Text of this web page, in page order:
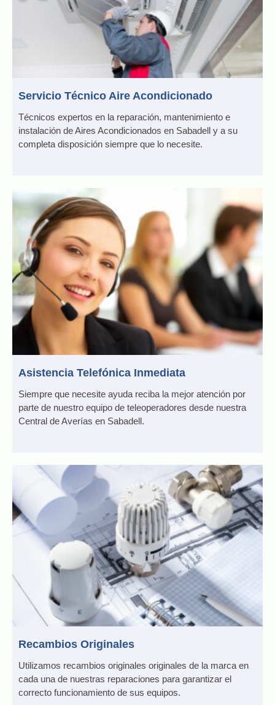
Servicio Técnico Aire Acondicionado
Técnicos expertos en la reparación, mantenimiento e
instalación de Aires Acondicionados en Sabadell y a su
completa disposición siempre que lo necesite.
Asistencia Telefónica Inmediata
Siempre que necesite ayuda reciba la mejor atención por
parte de nuestro equipo de teleoperadores desde nuestra
Central de Averías en Sabadell.
Recambios Originales
Utilizamos recambios originales originales de la marca en
cada una de nuestras reparaciones para garantizar el
correcto funcionamiento de sus equipos.